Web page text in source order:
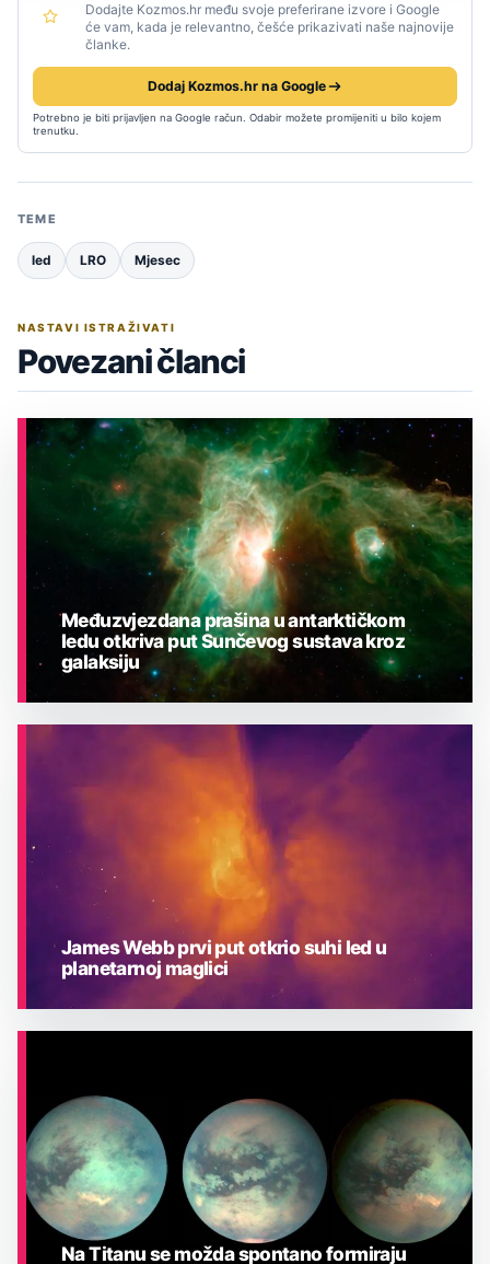
Dodajte Kozmos.hr među svoje preferirane izvore i Google
će vam, kada je relevantno, češće prikazivati naše najnovije
članke.
Dodaj Kozmos.hr na Google
Potrebno je biti prijavljen na Google račun. Odabir možete promijeniti u bilo kojem
trenutku.
TEME
led LRO Mjesec
NASTAVI ISTRAŽIVATI
Povezani članci
Međuzvjezdana prašina u antarktičkom
ledu otkriva put Sunčevog sustava kroz
galaksiju
James Webb prvi put otkrio suhi led u
planetarnoj maglici
Na Titanu se možda spontano formiraju